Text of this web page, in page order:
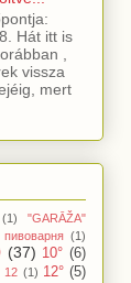
Hát itt is
,
vissza
mert
(1)
"GARĀŽA"
пивоварня (1)
(37) 10° (6)
12 (1) 12° (5)